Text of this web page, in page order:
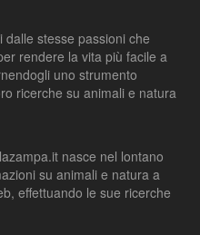
stesse passioni che
rendere la vita più facile a
uno strumento
ricerche su animali e natura
nasce nel lontano
su animali e natura a
effettuando le sue ricerche